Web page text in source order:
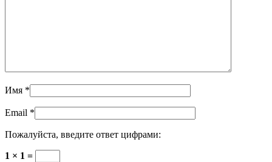
Имя *
Email *
Пожалуйста, введите ответ цифрами:
1 × 1 =